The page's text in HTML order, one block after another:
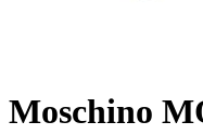
Moschino